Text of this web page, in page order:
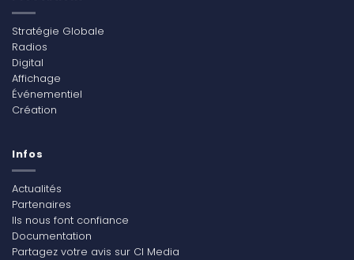
Stratégie Globale
Radios
Digital
Affichage
Événementiel
Création
Infos
Actualités
Partenaires
Ils nous font confiance
Documentation
Partagez votre avis sur CI Media